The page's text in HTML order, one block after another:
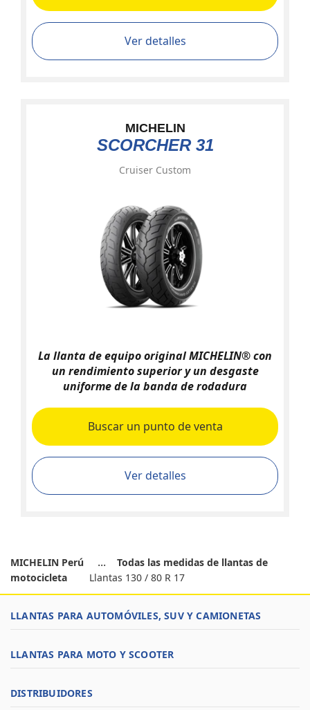
Ver detalles
MICHELIN
SCORCHER 31
Cruiser Custom
La llanta de equipo original MICHELIN® con
un rendimiento superior y un desgaste
uniforme de la banda de rodadura
Buscar un punto de venta
Ver detalles
MICHELIN Perú
Todas las medidas de llantas de
motocicleta
Llantas 130 / 80 R 17
LLANTAS PARA AUTOMÓVILES, SUV Y CAMIONETAS
LLANTAS PARA MOTO Y SCOOTER
DISTRIBUIDORES